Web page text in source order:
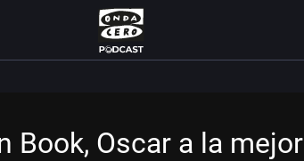
Book, Oscar a la mejor